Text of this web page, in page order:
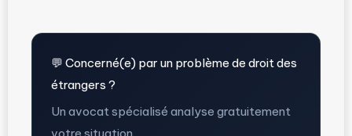
💬 Concerné(e) par un problème de droit des
étrangers ?
Un avocat spécialisé analyse gratuitement